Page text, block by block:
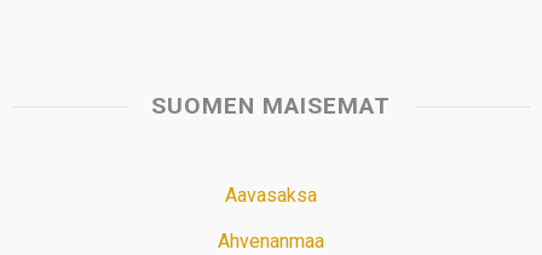
SUOMEN MAISEMAT
Aavasaksa
Ahvenanmaa